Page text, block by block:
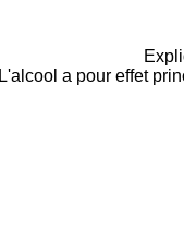
L'alcool a pour effet